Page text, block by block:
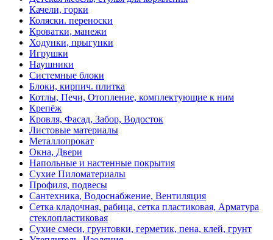
Качели, горки
Коляски. переноски
Кроватки, манежи
Ходунки, прыгунки
Игрушки
Наушники
Системные блоки
Блоки, кирпич. плитка
Котлы, Печи, Отопление, комплектующие к ним
Крепёж
Кровля, Фасад, Забор, Водосток
Листовые материалы
Металлопрокат
Окна, Двери
Напольные и настенные покрытия
Сухие Пиломатериалы
Профиля, подвесы
Сантехника, Водоснабжение, Вентиляция
Сетка кладочная, рабица, сетка пластиковая, Арматура
стеклопластиковая
Сухие смеси, грунтовки, герметик, пена, клей, грунт